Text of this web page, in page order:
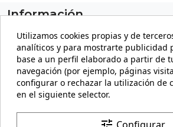
Información
Mi cuenta
Información de la tienda
Facebook
Utilizamos cookies propias y de
analíticos y para mostrarte publicidad
base a un perfil elaborado a partir de
navegación (por ejemplo, páginas
configurar o rechazar la utilización de
en el siguiente selector.